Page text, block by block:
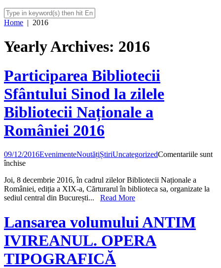
Home | 2016
Yearly Archives: 2016
Participarea Bibliotecii
Sfântului Sinod la zilele
Bibliotecii Naționale a
României 2016
09/12/2016EvenimenteNoutățiȘtiriUncategorizedComentariile sunt
închisepentru
Bibliotecii
Sfântului
Sinod
Bibliotecii
Naționale
2016
Joi, 8 decembrie 2016, în cadrul zilelor Bibliotecii Naționale a
României, ediția a XIX-a, Cărturarul în biblioteca sa, organizate la
sediul central din București... Read More
Lansarea volumului ANTIM
IVIREANUL. OPERA
TIPOGRAFICĂ